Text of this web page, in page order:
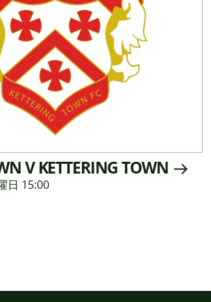
V KETTERING TOWN
日 15:00